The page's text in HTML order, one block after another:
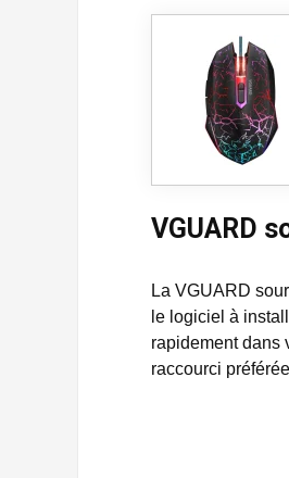
VGUARD
La VGUARD
le logiciel à
rapidement dans
raccourci